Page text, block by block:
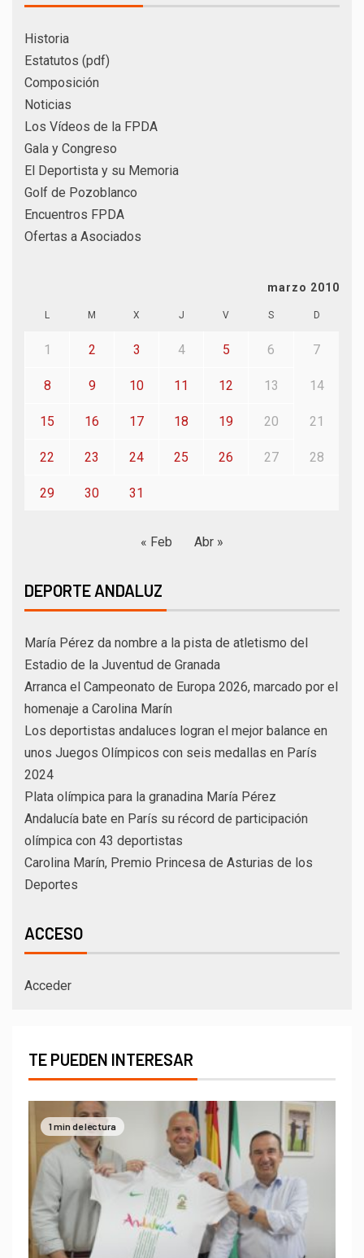
Historia
Estatutos (pdf)
Composición
Noticias
Los Vídeos de la FPDA
Gala y Congreso
El Deportista y su Memoria
Golf de Pozoblanco
Encuentros FPDA
Ofertas a Asociados
marzo 2010
L M X J V S D
1 2 3 4 5 6 7
8 9 10 11 12 13 14
15 16 17 18 19 20 21
22 23 24 25 26 27 28
29 30 31
« Feb Abr »
DEPORTE ANDALUZ
María Pérez da nombre a la pista de atletismo del
Estadio de la Juventud de Granada
Arranca el Campeonato de Europa 2026, marcado por el
homenaje a Carolina Marín
Los deportistas andaluces logran el mejor balance en
unos Juegos Olímpicos con seis medallas en París
2024
Plata olímpica para la granadina María Pérez
Andalucía bate en París su récord de participación
olímpica con 43 deportistas
Carolina Marín, Premio Princesa de Asturias de los
Deportes
ACCESO
Acceder
TE PUEDEN INTERESAR
1 min de lectura